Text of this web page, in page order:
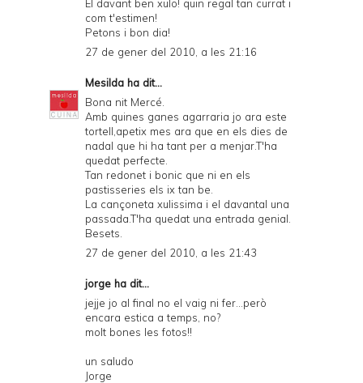
El davant ben xulo! quin regal tan currat i
com t'estimen!
Petons i bon dia!
27 de gener del 2010, a les 21:16
Mesilda ha dit...
Bona nit Mercé.
Amb quines ganes agarraria jo ara este
tortell,apetix mes ara que en els dies de
nadal que hi ha tant per a menjar.T'ha
quedat perfecte.
Tan redonet i bonic que ni en els
pastisseries els ix tan be.
La cançoneta xulissima i el davantal una
passada.T'ha quedat una entrada genial.
Besets.
27 de gener del 2010, a les 21:43
jorge ha dit...
jejje jo al final no el vaig ni fer...però
encara estica a temps, no?
molt bones les fotos!!
un saludo
Jorge